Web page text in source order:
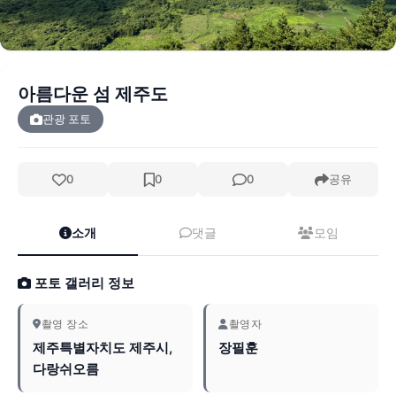
아름다운 섬 제주도
관광 포토
0 0 0 공유
소개 댓글 모임
포토 갤러리 정보
촬영 장소
제주특별자치도 제주시,
다랑쉬오름
촬영자
장필훈